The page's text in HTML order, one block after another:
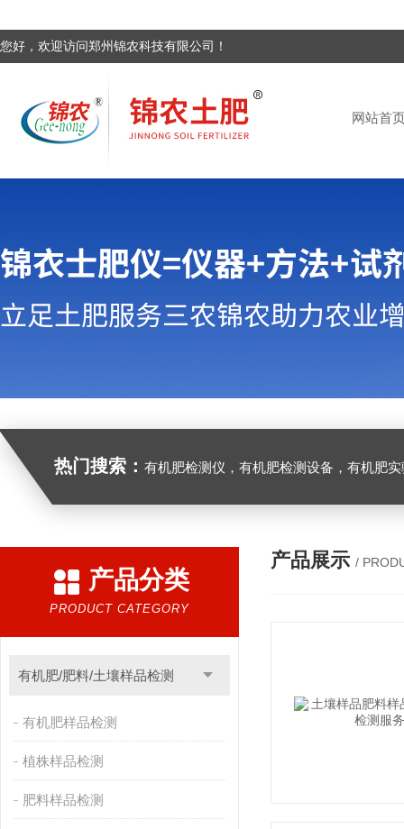
您好，欢迎访问郑州锦农科技有限公司！
网站首
热门搜索： 有机肥检测仪，有机肥检测设备，有机肥实验室设备，生物有
产品分类
PRODUCT CATEGORY
有机肥/肥料/土壤样品检测
有机肥样品检测
植株样品检测
肥料样品检测
产品展示 /